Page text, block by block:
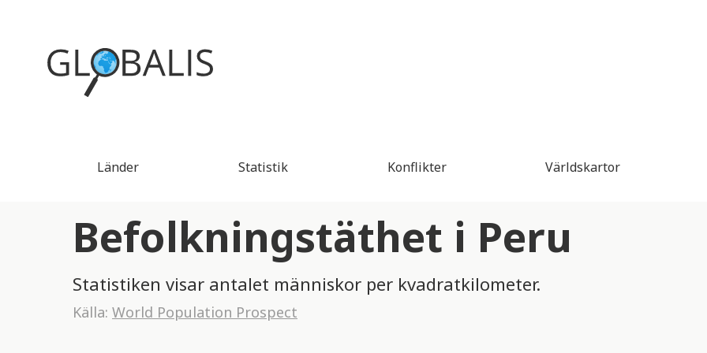
Länder Statistik Konflikter Världskartor
Befolkningstäthet i Peru
Statistiken visar antalet människor per kvadratkilometer.
Källa: World Population Prospect